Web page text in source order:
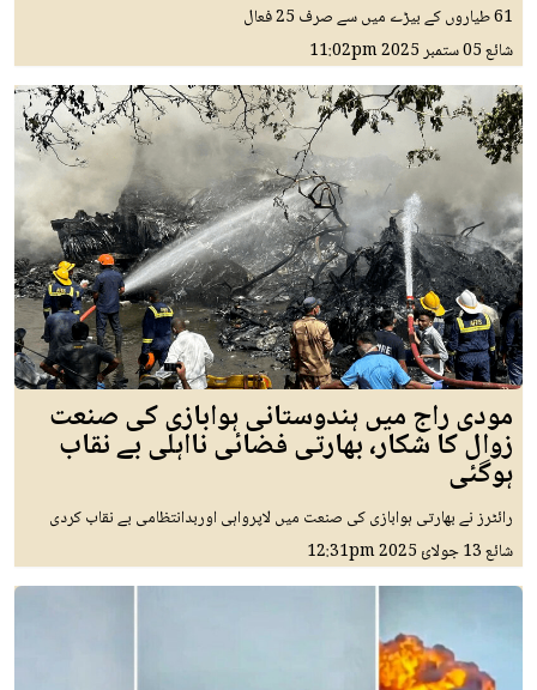
61 طیاروں کے بیڑے میں سے صرف 25 فعال
شائع05 ستمبر 2025 11:02pm
مودی راج میں ہندوستانی ہوابازی کی صنعت
زوال کا شکار، بھارتی فضائی نااہلی بے نقاب
ہوگئی
رائٹرز نے بھارتی ہوابازی کی صنعت میں لاپرواہی اوربدانتظامی بے نقاب کردی
شائع13 جولائ 2025 12:31pm